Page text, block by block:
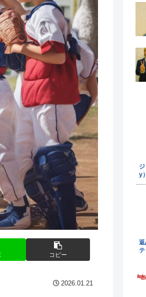
コピー
2026.01.21